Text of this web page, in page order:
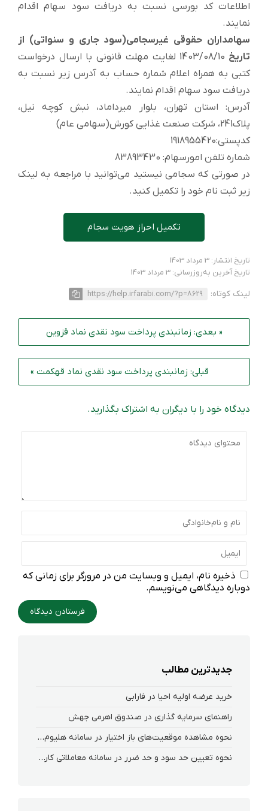
اطلاعات کد بورسی نسبت به دریافت سود سهام اقدام
نمایند.
سهامداران حقوقی غیرسجامی(سود جاری و سنواتی) از
تاریخ
1403/08/10 لغایت مهلت قانونی با ارسال درخواست
کتبی به همراه اعلام شماره حساب به آدرس زیر نسبت به
دریافت سود سهام اقدام نمایند.
آدرس: استان تهران، بلوار میرداماد، نبش کوچه نیل،
پلاک241، شرکت صنعت غذایی کورش(سهامی عام)
کدپستی:1918955420
شماره تلفن امورسهام: 83893430
در صورتی که سجامی نیستید می‌توانید با مراجعه به لینک
زیر ثبت نام خود را تکمیل کنید.
تکمیل احراز هویت سجام
تاریخ انتشار: 3 مرداد 1403
تاریخ آخرین به‌روزرسانی: 3 مرداد 1403
لینک کوتاه: https://help.irfarabi.com/?p=8629
« بعدی: زمانبندی پرداخت سود نقدی نماد قزوین
قبلی: زمانبندی پرداخت سود نقدی نماد قهکمت »
دیدگاه خود را با دیگران به اشتراک بگذارید.
ذخیره نام، ایمیل و وبسایت من در مرورگر برای زمانی که
دوباره دیدگاهی می‌نویسم.
جدیدترین مطالب
خرید عرضه اولیه احیا در فارابی
راهنمای سرمایه گذاری در صندوق اهرمی جهش
نحوه‌ مشاهده‌ موقعیت‌های باز اختیار در سامانه هلیوم و نکست
نحوه تعیین حد سود و حد ضرر در سامانه معاملاتی کارگزاری فارابی